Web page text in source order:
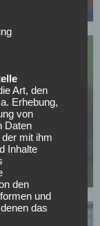
der
Art, den
Erhebung,
von
Daten
mit ihm
Inhalte
den
und
das